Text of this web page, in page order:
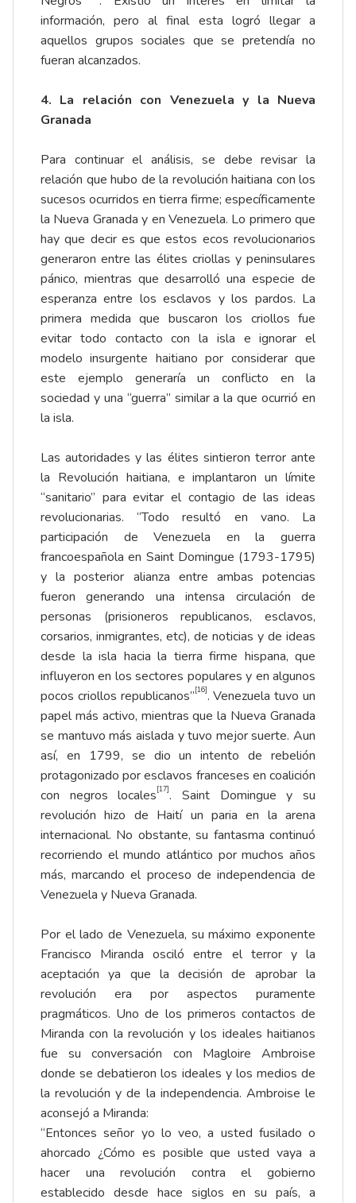
información, pero al final esta logró llegar a
aquellos grupos sociales que se pretendía no
fueran alcanzados.
4. La relación con Venezuela y la Nueva
Granada
Para continuar el análisis, se debe revisar la
relación que hubo de la revolución haitiana con los
sucesos ocurridos en tierra firme; específicamente
la Nueva Granada y en Venezuela. Lo primero que
hay que decir es que estos ecos revolucionarios
generaron entre las élites criollas y peninsulares
pánico, mientras que desarrolló una especie de
esperanza entre los esclavos y los pardos. La
primera medida que buscaron los criollos fue
evitar todo contacto con la isla e ignorar el
modelo insurgente haitiano por considerar que
este ejemplo generaría un conflicto en la
sociedad y una “guerra” similar a la que ocurrió en
la isla.
Las autoridades y las élites sintieron terror ante
la Revolución haitiana, e implantaron un límite
“sanitario” para evitar el contagio de las ideas
revolucionarias. “Todo resultó en vano. La
participación de Venezuela en la guerra
francoespañola en Saint Domingue (1793-1795)
y la posterior alianza entre ambas potencias
fueron generando una intensa circulación de
personas (prisioneros republicanos, esclavos,
corsarios, inmigrantes, etc), de noticias y de ideas
desde la isla hacia la tierra firme hispana, que
influyeron en los sectores populares y en algunos
pocos criollos republicanos”[16]. Venezuela tuvo un
papel más activo, mientras que la Nueva Granada
se mantuvo más aislada y tuvo mejor suerte. Aun
así, en 1799, se dio un intento de rebelión
protagonizado por esclavos franceses en coalición
con negros locales[17]. Saint Domingue y su
revolución hizo de Haití un paria en la arena
internacional. No obstante, su fantasma continuó
recorriendo el mundo atlántico por muchos años
más, marcando el proceso de independencia de
Venezuela y Nueva Granada.
Por el lado de Venezuela, su máximo exponente
Francisco Miranda osciló entre el terror y la
aceptación ya que la decisión de aprobar la
revolución era por aspectos puramente
pragmáticos. Uno de los primeros contactos de
Miranda con la revolución y los ideales haitianos
fue su conversación con Magloire Ambroise
donde se debatieron los ideales y los medios de
la revolución y de la independencia. Ambroise le
aconsejó a Miranda:
“Entonces señor yo lo veo, a usted fusilado o
ahorcado ¿Cómo es posible que usted vaya a
hacer una revolución contra el gobierno
establecido desde hace siglos en su país, a